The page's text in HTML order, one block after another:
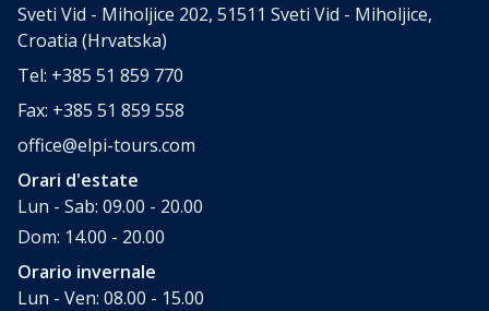
Sveti Vid - Miholjice 202, 51511 Sveti Vid - Miholjice,
Croatia (Hrvatska)
Tel: +385 51 859 770
Fax: +385 51 859 558
office@elpi-tours.com
Orari d'estate
Lun - Sab: 09.00 - 20.00
Dom: 14.00 - 20.00
Orario invernale
Lun - Ven: 08.00 - 15.00